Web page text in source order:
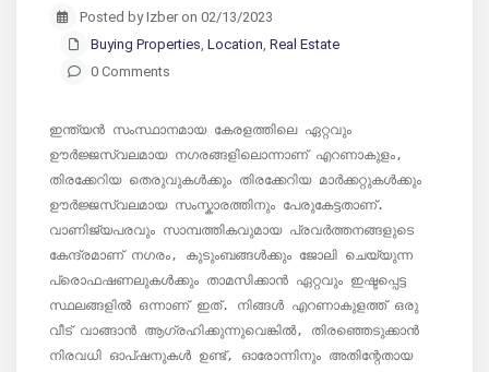
Posted by Izber on 02/13/2023
Buying Properties, Location, Real Estate
0 Comments
ഇന്ത്യൻ സംസ്ഥാനമായ കേരളത്തിലെ ഏറ്റവും
ഊർജ്ജസ്വലമായ നഗരങ്ങളിലൊന്നാണ് എറണാകുളം,
തിരക്കേറിയ തെരുവുകൾക്കും തിരക്കേറിയ മാർക്കറ്റുകൾക്കും
ഊർജ്ജസ്വലമായ സംസ്കാരത്തിനും പേരുകേട്ടതാണ്.
വാണിജ്യപരവും സാമ്പത്തികവുമായ പ്രവർത്തനങ്ങളുടെ
കേന്ദ്രമാണ് നഗരം, കുടുംബങ്ങൾക്കും ജോലി ചെയ്യുന്ന
പ്രൊഫഷണലുകൾക്കും താമസിക്കാൻ ഏറ്റവും ഇഷ്ടപ്പെട്ട
സ്ഥലങ്ങളിൽ ഒന്നാണ് ഇത്. നിങ്ങൾ എറണാകുളത്ത് ഒരു
വീട് വാങ്ങാൻ ആഗ്രഹിക്കുന്നുവെങ്കിൽ, തിരഞ്ഞെടുക്കാൻ
നിരവധി ഓപ്ഷനുകൾ ഉണ്ട്, ഓരോന്നിനും അതിന്റേതായ